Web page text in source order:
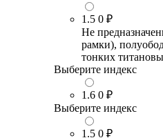
1.5 0 ₽
Не
рамки),
тонких
Выберите индекс
1.6 0 ₽
Выберите индекс
1.5 0 ₽